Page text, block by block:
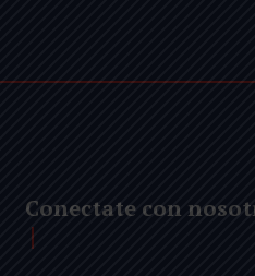
Conectate con